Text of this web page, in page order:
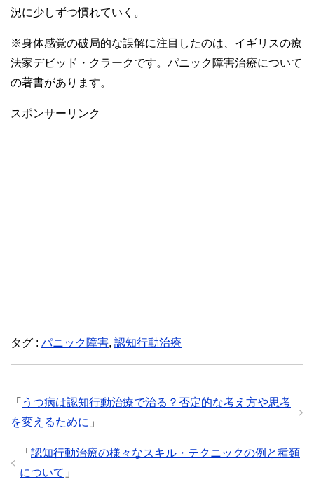
況に少しずつ慣れていく。
※身体感覚の破局的な誤解に注目したのは、イギリスの療
法家デビッド・クラークです。パニック障害治療について
の著書があります。
スポンサーリンク
タグ : パニック障害, 認知行動治療
「 うつ病は認知行動治療で治る？否定的な考え方や思考
を変えるために 」
「 認知行動治療の様々なスキル・テクニックの例と種類
について 」